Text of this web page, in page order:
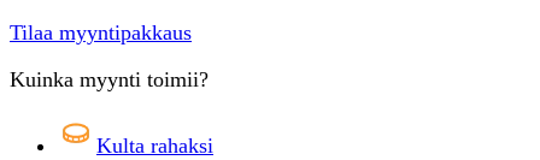
Tilaa myyntipakkaus
Kuinka myynti toimii?
Kulta rahaksi